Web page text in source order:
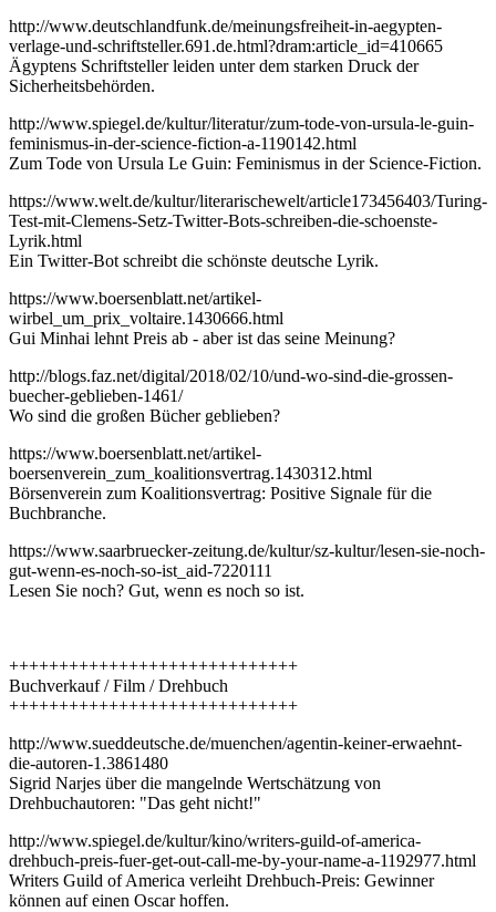
http://www.deutschlandfunk.de/meinungsfreiheit-in-aegypten-
verlage-und-schriftsteller.691.de.html?dram:article_id=410665
Ägyptens Schriftsteller leiden unter dem starken Druck der
Sicherheitsbehörden.
http://www.spiegel.de/kultur/literatur/zum-tode-von-ursula-le-guin-
feminismus-in-der-science-fiction-a-1190142.html
Zum Tode von Ursula Le Guin: Feminismus in der Science-Fiction.
https://www.welt.de/kultur/literarischewelt/article173456403/Turing-
Test-mit-Clemens-Setz-Twitter-Bots-schreiben-die-schoenste-
Lyrik.html
Ein Twitter-Bot schreibt die schönste deutsche Lyrik.
https://www.boersenblatt.net/artikel-
wirbel_um_prix_voltaire.1430666.html
Gui Minhai lehnt Preis ab - aber ist das seine Meinung?
http://blogs.faz.net/digital/2018/02/10/und-wo-sind-die-grossen-
buecher-geblieben-1461/
Wo sind die großen Bücher geblieben?
https://www.boersenblatt.net/artikel-
boersenverein_zum_koalitionsvertrag.1430312.html
Börsenverein zum Koalitionsvertrag: Positive Signale für die
Buchbranche.
https://www.saarbruecker-zeitung.de/kultur/sz-kultur/lesen-sie-noch-
gut-wenn-es-noch-so-ist_aid-7220111
Lesen Sie noch? Gut, wenn es noch so ist.
+++++++++++++++++++++++++++++
Buchverkauf / Film / Drehbuch
+++++++++++++++++++++++++++++
http://www.sueddeutsche.de/muenchen/agentin-keiner-erwaehnt-
die-autoren-1.3861480
Sigrid Narjes über die mangelnde Wertschätzung von
Drehbuchautoren: "Das geht nicht!"
http://www.spiegel.de/kultur/kino/writers-guild-of-america-
drehbuch-preis-fuer-get-out-call-me-by-your-name-a-1192977.html
Writers Guild of America verleiht Drehbuch-Preis: Gewinner
können auf einen Oscar hoffen.